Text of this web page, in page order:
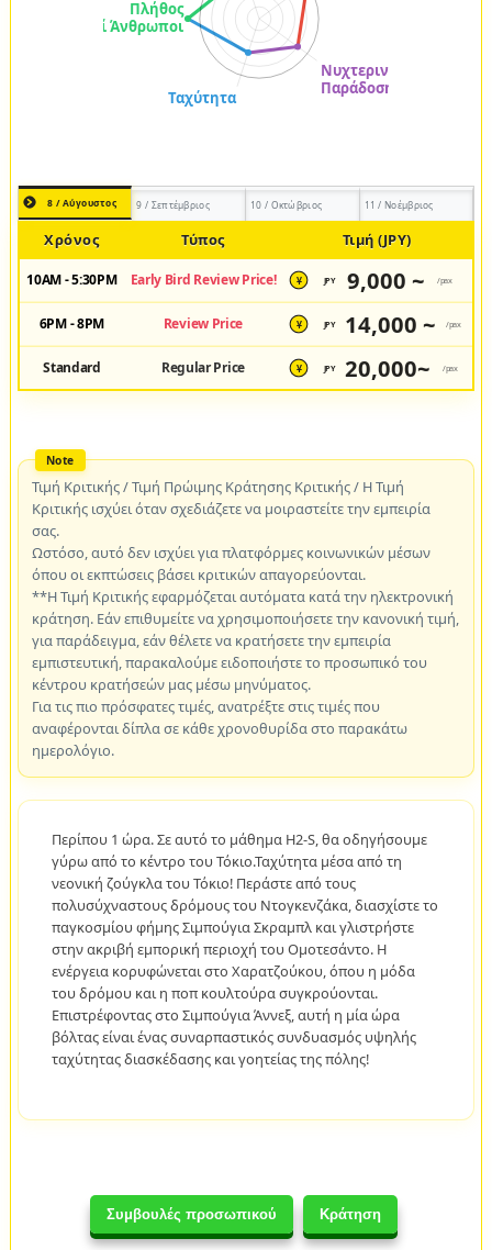
Συμβουλές προσωπικού Κράτηση
8 / Αύγουστος 9 / Σεπτέμβριος 10 / Οκτώβριος 11 / Νοέμβριος
Χρόνος Τύπος Τιμή (JPY)
10AM - 5:30PM Early Bird Review Price! ¥ JPY 9,000 ~ /pax
6PM - 8PM Review Price ¥ JPY 14,000 ~ /pax
Standard Regular Price ¥ JPY 20,000~ /pax
Τιμή Κριτικής / Τιμή Πρώιμης Κράτησης Κριτικής / Η Τιμή
Κριτικής ισχύει όταν σχεδιάζετε να μοιραστείτε την εμπειρία
σας.
Ωστόσο, αυτό δεν ισχύει για πλατφόρμες κοινωνικών μέσων
όπου οι εκπτώσεις βάσει κριτικών απαγορεύονται.
**Η Τιμή Κριτικής εφαρμόζεται αυτόματα κατά την ηλεκτρονική
κράτηση. Εάν επιθυμείτε να χρησιμοποιήσετε την κανονική τιμή,
για παράδειγμα, εάν θέλετε να κρατήσετε την εμπειρία
εμπιστευτική, παρακαλούμε ειδοποιήστε το προσωπικό του
κέντρου κρατήσεών μας μέσω μηνύματος.
Για τις πιο πρόσφατες τιμές, ανατρέξτε στις τιμές που
αναφέρονται δίπλα σε κάθε χρονοθυρίδα στο παρακάτω
ημερολόγιο.
Περίπου 1 ώρα. Σε αυτό το μάθημα H2-S, θα οδηγήσουμε
γύρω από το κέντρο του Τόκιο.Ταχύτητα μέσα από τη
νεονική ζούγκλα του Τόκιο! Περάστε από τους
πολυσύχναστους δρόμους του Ντογκενζάκα, διασχίστε το
παγκοσμίου φήμης Σιμπούγια Σκραμπλ και γλιστρήστε
στην ακριβή εμπορική περιοχή του Ομοτεσάντο. Η
ενέργεια κορυφώνεται στο Χαρατζούκου, όπου η μόδα
του δρόμου και η ποπ κουλτούρα συγκρούονται.
Επιστρέφοντας στο Σιμπούγια Άννεξ, αυτή η μία ώρα
βόλτας είναι ένας συναρπαστικός συνδυασμός υψηλής
ταχύτητας διασκέδασης και γοητείας της πόλης!